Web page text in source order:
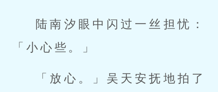
陆南汐眼中闪过一丝担忧：
「小心些。」
「放心。」吴天安抚地拍了